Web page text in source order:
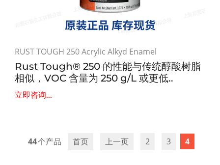
RUST TOUGH 250 Acrylic Alkyd Enamel
Rust Tough® 250 的性能与传统醇酸树脂
相似，VOC 含量为 250 g/L 或更低..
立即咨询...
44 首页 上一页 2 3 4